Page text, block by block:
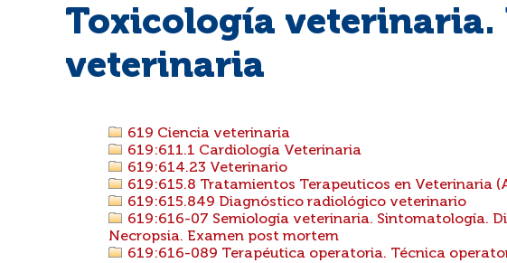
Toxicología veterinaria.
veterinaria
619 Ciencia veterinaria
619:611.1 Cardiología Veterinaria
619:614.23 Veterinario
619:615.8 Tratamientos Terapeuticos en Veterinaria
619:615.849 Diagnóstico radiológico veterinario
619:616-07 Semiología veterinaria. Sintomatología.
Necropsia. Examen post mortem
619:616-089 Terapéutica operatoria. Técnica